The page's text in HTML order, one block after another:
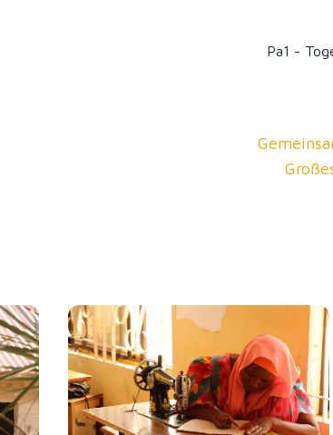
Pa1 -